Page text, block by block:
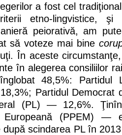
a fost cel
etno-lingvistice,
peiorativă, am
să voteze mai bine
În aceste
în alegerea consiliilor
48,5%: Partidul
Partidul Democrat
(PL) — 12,6%.
Europeană (PPEM) —
după scindarea PL în